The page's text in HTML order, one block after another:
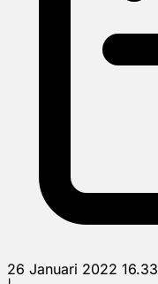
26 Januari 2022 16.33